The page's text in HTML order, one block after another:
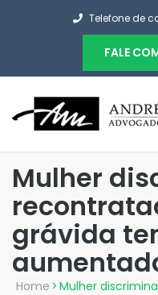
Telefone de
FALE
Mulher
grávida
Home > Mulher